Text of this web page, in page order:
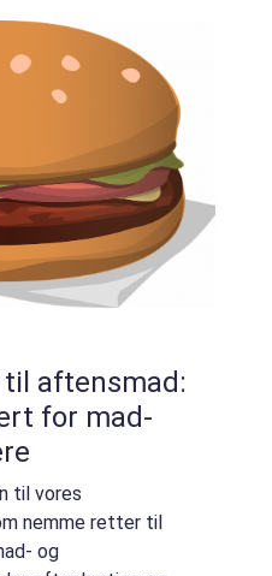
frem til efter en lang
aftensmad:
for mad-
til vores
nemme retter til
og